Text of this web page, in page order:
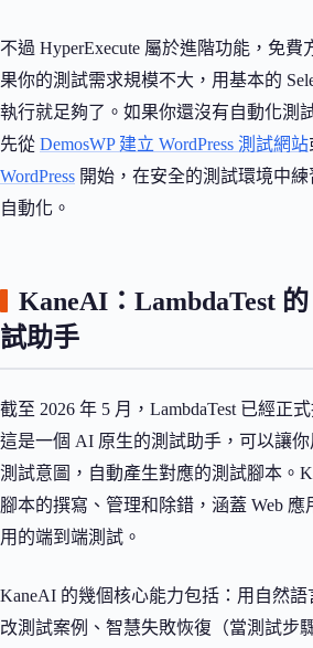
不過 HyperExecute 屬於進階功能，免費
果你的測試需求規模不大，用基本的
執行就足夠了。如果你還沒有自動化測
先從 DemosWP 建立 WordPress 測試網站
WordPress 開始，在安全的測試環境中練
自動化。
KaneAI：LambdaTest
試助手
截至 2026 年 5 月，LambdaTest 已經正
這是一個 AI 原生的測試助手，可以讓
測試意圖，自動產生對應的測試腳本。
腳本的撰寫、管理和除錯，涵蓋 Web 應
用的端到端測試。
KaneAI 的幾個核心能力包括：用自然
改測試案例、智慧失敗恢復（當測試步